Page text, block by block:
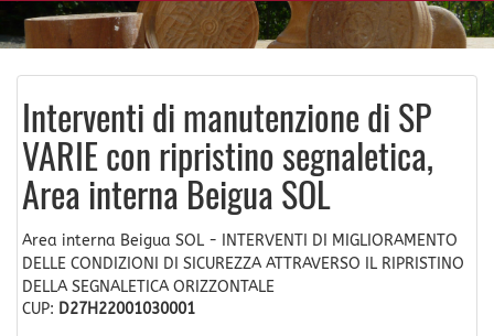
Interventi di manutenzione di SP
VARIE con ripristino segnaletica,
Area interna Beigua SOL
Area interna Beigua SOL - INTERVENTI DI MIGLIORAMENTO
DELLE CONDIZIONI DI SICUREZZA ATTRAVERSO IL RIPRISTINO
DELLA SEGNALETICA ORIZZONTALE
CUP: D27H22001030001